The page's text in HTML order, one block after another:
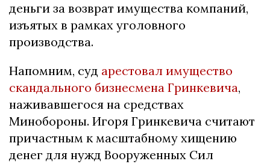
деньги за возврат имущества компаний,
изъятых в рамках уголовного
производства.
Напомним, суд арестовал имущество
скандального бизнесмена Гринкевича,
наживавшегося на средствах
Минобороны. Игоря Гринкевича считают
причастным к масштабному хищению
денег для нужд Вооруженных Сил